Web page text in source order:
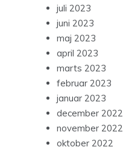
juli 2023
juni 2023
maj 2023
april 2023
marts 2023
februar 2023
januar 2023
december 2022
november 2022
oktober 2022